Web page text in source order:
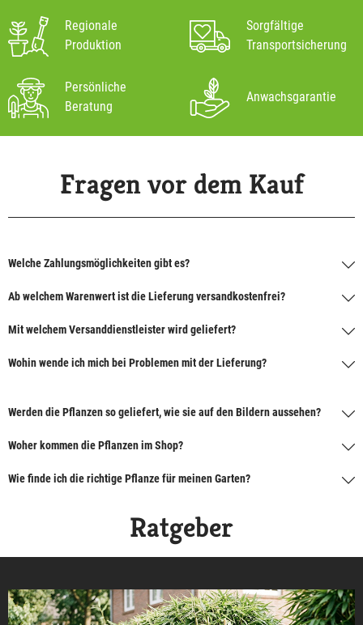
Regionale
Produktion
Sorgfältige
Transportsicherung
Persönliche
Beratung
Anwachsgarantie
Fragen vor dem Kauf
Welche Zahlungsmöglichkeiten gibt es?
Ab welchem Warenwert ist die Lieferung versandkostenfrei?
Mit welchem Versanddienstleister wird geliefert?
Wohin wende ich mich bei Problemen mit der Lieferung?
Werden die Pflanzen so geliefert, wie sie auf den Bildern aussehen?
Woher kommen die Pflanzen im Shop?
Wie finde ich die richtige Pflanze für meinen Garten?
Ratgeber